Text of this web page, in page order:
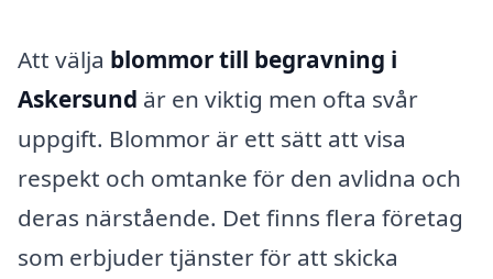
Att välja blommor till begravning i
Askersund är en viktig men ofta svår
uppgift. Blommor är ett sätt att visa
respekt och omtanke för den avlidna och
deras närstående. Det finns flera företag
som erbjuder tjänster för att skicka